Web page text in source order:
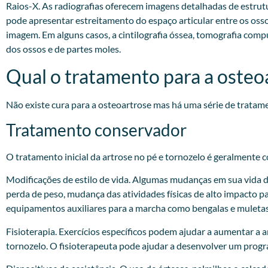
Raios-X. As radiografias oferecem imagens detalhadas de
pode apresentar estreitamento do espaço articular entre os
imagem. Em alguns casos, a cintilografia óssea, tomografia
dos ossos e de partes moles.
Qual o tratamento para a
Não existe cura para a osteoartrose mas há uma série de
Tratamento conservador
O tratamento inicial da artrose no pé e tornozelo é geralmente
Modificações de estilo de vida. Algumas mudanças em sua
perda de peso, mudança das atividades físicas de alto impacto
equipamentos auxiliares para a marcha como bengalas e
Fisioterapia. Exercícios específicos podem ajudar a aumentar
tornozelo. O fisioterapeuta pode ajudar a desenvolver um